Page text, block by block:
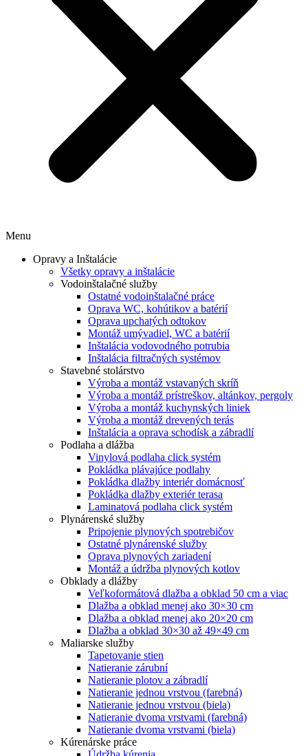
Menu
Opravy a Inštalácie
Všetky opravy a inštalácie
Vodoinštalačné služby
Ostatné vodoinštalačné práce
Oprava WC, kohútikov a batérií
Oprava upchatých odtokov
Montáž umývadiel, WC a batérií
Inštalácia vodovodného potrubia
Inštalácia filtračných systémov
Stavebné stolárstvo
Výroba a montáž vstavaných skríň
Výroba a montáž prístreškov, altánkov, pergoly
Výroba a montáž kuchynských liniek
Výroba a montáž drevených terás
Inštalácia a oprava schodísk a zábradlí
Podlaha a dlážba
Vinylová podlaha click systém
Pokládka plávajúce podlahy
Pokládka dlažby interiér domácnosť
Pokládka dlažby exteriér terasa
Laminatová podlaha click systém
Plynárenské služby
Pripojenie plynových spotrebičov
Ostatné plynárenské služby
Oprava plynových zariadení
Montáž a údržba plynových kotlov
Obklady a dlážby
Veľkoformátová dlažba a obklad 50 cm a viac
Dlažba a obklad menej ako 30×30 cm
Dlažba a obklad menej ako 20×20 cm
Dlažba a obklad 30×30 až 49×49 cm
Maliarske služby
Tapetovanie stien
Natieranie zárubní
Natieranie plotov a zábradlí
Natieranie jednou vrstvou (farebná)
Natieranie jednou vrstvou (biela)
Natieranie dvoma vrstvami (farebná)
Natieranie dvoma vrstvami (biela)
Kúrenárske práce